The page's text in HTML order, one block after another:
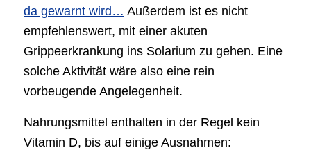
da gewarnt wird… Außerdem ist es nicht
empfehlenswert, mit einer akuten
Grippeerkrankung ins Solarium zu gehen. Eine
solche Aktivität wäre also eine rein
vorbeugende Angelegenheit.
Nahrungsmittel enthalten in der Regel kein
Vitamin D, bis auf einige Ausnahmen: